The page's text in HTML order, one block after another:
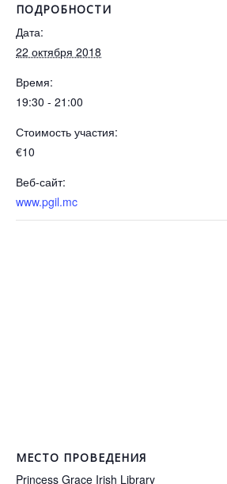
ПОДРОБНОСТИ
Дата:
22 октября 2018
Время:
19:30 - 21:00
Стоимость участия:
€10
Веб-сайт:
www.pgil.mc
МЕСТО ПРОВЕДЕНИЯ
Princess Grace Irish Library